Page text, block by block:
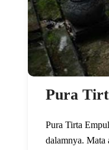
Pura
Pura Tirta
dalamnya. Mata